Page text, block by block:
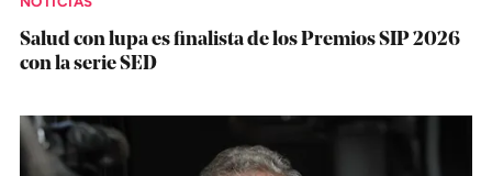
Salud con lupa es finalista de los Premios SIP 2026
con la serie SED